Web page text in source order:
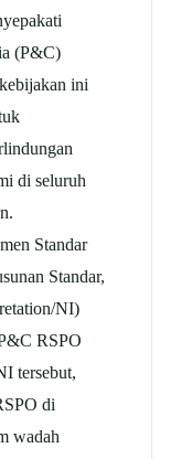
(P&C)
ini
di seluruh
Standar
Standar,
NI)
RSPO
tersebut,
di
wadah